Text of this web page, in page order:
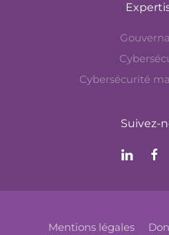
Cybersécurité
Suivez-
Mentions légales